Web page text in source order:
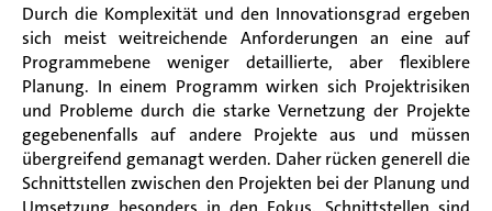
Durch die Komplexität und den Innovationsgrad ergeben
sich meist weitreichende Anforderungen an eine auf
Programmebene weniger detaillierte, aber flexiblere
Planung. In einem Programm wirken sich Projektrisiken
und Probleme durch die starke Vernetzung der Projekte
gegebenenfalls auf andere Projekte aus und müssen
übergreifend gemanagt werden. Daher rücken generell die
Schnittstellen zwischen den Projekten bei der Planung und